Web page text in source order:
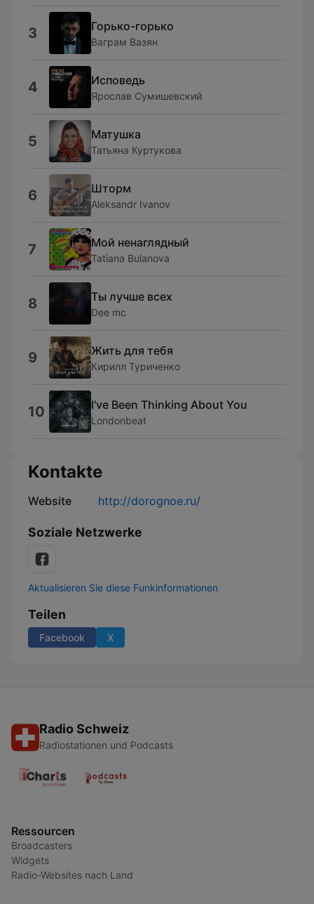
3 Горько-горько
Ваграм Вазян
4 Исповедь
Ярослав Сумишевский
5 Матушка
Татьяна Куртукова
6 Шторм
Aleksandr Ivanov
7 Мой ненаглядный
Tatiana Bulanova
8 Ты лучше всех
Dee mc
9 Жить для тебя
Кирилл Туриченко
10 I've Been Thinking About You
Londonbeat
Kontakte
Website http://dorognoe.ru/
Soziale Netzwerke
Aktualisieren Sie diese Funkinformationen
Teilen
Facebook X
Radio Schweiz
Radiostationen und Podcasts
Ressourcen
Broadcasters
Widgets
Radio-Websites nach Land